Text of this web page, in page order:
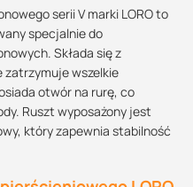
serii V marki LORO to
specjalnie do
Składa się z
zatrzymuje wszelkie
otwór na rurę, co
Ruszt wyposażony jest
który zapewnia stabilność